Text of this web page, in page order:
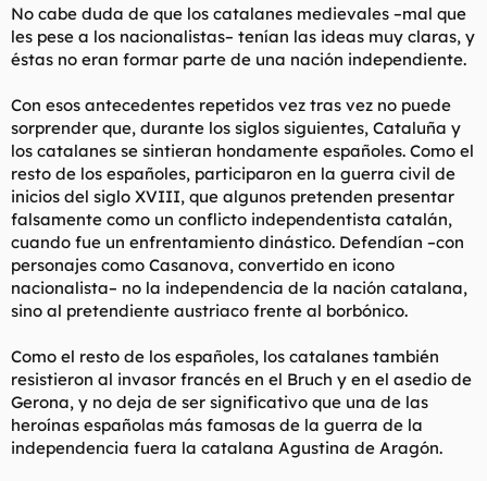
No cabe duda de que los catalanes medievales –mal que
les pese a los nacionalistas– tenían las ideas muy claras, y
éstas no eran formar parte de una nación independiente.
Con esos antecedentes repetidos vez tras vez no puede
sorprender que, durante los siglos siguientes, Cataluña y
los catalanes se sintieran hondamente españoles. Como el
resto de los españoles, participaron en la guerra civil de
inicios del siglo XVIII, que algunos pretenden presentar
falsamente como un conflicto independentista catalán,
cuando fue un enfrentamiento dinástico. Defendían –con
personajes como Casanova, convertido en icono
nacionalista– no la independencia de la nación catalana,
sino al pretendiente austriaco frente al borbónico.
Como el resto de los españoles, los catalanes también
resistieron al invasor francés en el Bruch y en el asedio de
Gerona, y no deja de ser significativo que una de las
heroínas españolas más famosas de la guerra de la
independencia fuera la catalana Agustina de Aragón.